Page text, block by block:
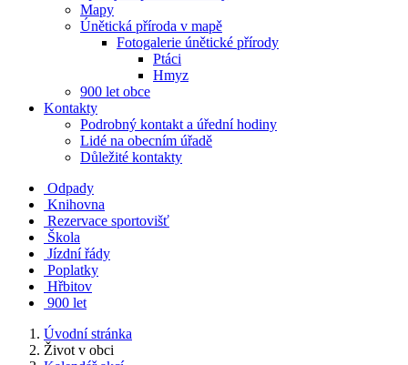
Mapy
Únětická příroda v mapě
Fotogalerie únětické přírody
Ptáci
Hmyz
900 let obce
Kontakty
Podrobný kontakt a úřední hodiny
Lidé na obecním úřadě
Důležité kontakty
Odpady
Knihovna
Rezervace sportovišť
Škola
Jízdní řády
Poplatky
Hřbitov
900 let
Úvodní stránka
Život v obci